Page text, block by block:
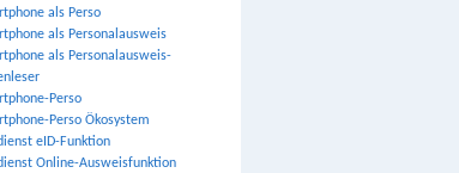
als Perso
als Personalausweis
als Personalausweis-
Perso
Perso Ökosystem
eID-Funktion
Online-Ausweisfunktion